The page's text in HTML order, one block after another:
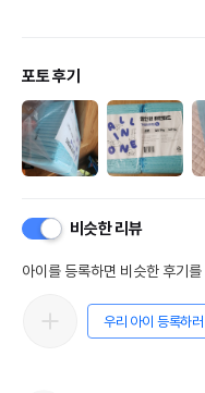
포토 후기
비슷한 리뷰
아이를 등록하면 비슷한 후기
우리 아이 등록하